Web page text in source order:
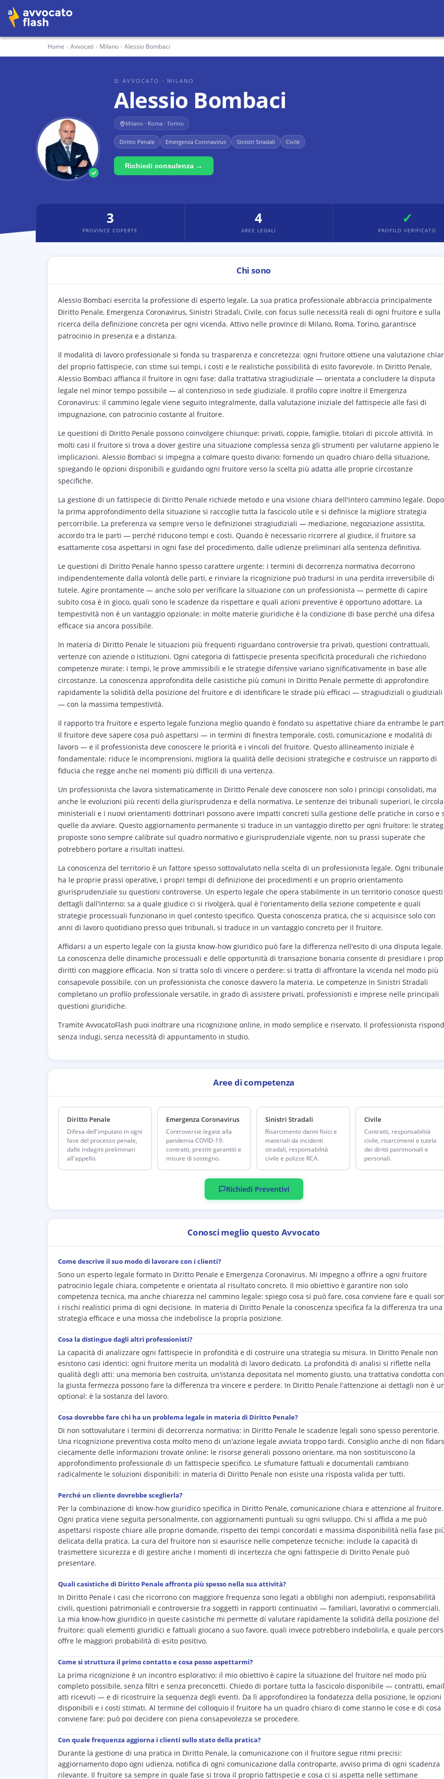
Home › Avvocati › Milano › Alessio Bombaci
⚖ AVVOCATO · MILANO
Alessio Bombaci
Milano · Roma · Torino
Diritto Penale Emergenza Coronavirus Sinistri Stradali Civile
Richiedi consulenza →
3
PROVINCE COPERTE
4
AREE LEGALI
✓
PROFILO VERIFICATO
Chi sono
Alessio Bombaci esercita la professione di esperto legale. La sua pratica professionale abbraccia principalmente
Diritto Penale, Emergenza Coronavirus, Sinistri Stradali, Civile, con focus sulle necessità reali di ogni fruitore e sulla
ricerca della definizione concreta per ogni vicenda. Attivo nelle province di Milano, Roma, Torino, garantisce
patrocinio in presenza e a distanza.
Il modalità di lavoro professionale si fonda su trasparenza e concretezza: ogni fruitore ottiene una valutazione
del proprio fattispecie, con stime sui tempi, i costi e le realistiche possibilità di esito favorevole. In Diritto Penale,
Alessio Bombaci affianca il fruitore in ogni fase: dalla trattativa stragiudiziale — orientata a concludere la disputa
legale nel minor tempo possibile — al contenzioso in sede giudiziale. Il profilo copre inoltre il Emergenza
Coronavirus: il cammino legale viene seguito integralmente, dalla valutazione iniziale del fattispecie alle fasi di
impugnazione, con patrocinio costante al fruitore.
Le questioni di Diritto Penale possono coinvolgere chiunque: privati, coppie, famiglie, titolari di piccole attività. In
molti casi il fruitore si trova a dover gestire una situazione complessa senza gli strumenti per valutarne appieno le
implicazioni. Alessio Bombaci si impegna a colmare questo divario: fornendo un quadro chiaro della situazione,
spiegando le opzioni disponibili e guidando ogni fruitore verso la scelta più adatta alle proprie circostanze
specifiche.
La gestione di un fattispecie di Diritto Penale richiede metodo e una visione chiara dell'intero cammino legale. Dopo
la prima approfondimento della situazione si raccoglie tutta la fascicolo utile e si definisce la migliore strategia
percorribile. La preferenza va sempre verso le definizionei stragiudiziali — mediazione, negoziazione assistita,
accordo tra le parti — perché riducono tempi e costi. Quando è necessario ricorrere al giudice, il fruitore sa
esattamente cosa aspettarsi in ogni fase del procedimento, dalle udienze preliminari alla sentenza definitiva.
Le questioni di Diritto Penale hanno spesso carattere urgente: i termini di decorrenza normativa decorrono
indipendentemente dalla volontà delle parti, e rinviare la ricognizione può tradursi in una perdita irreversibile di
tutele. Agire prontamente — anche solo per verificare la situazione con un professionista — permette di capire
subito cosa è in gioco, quali sono le scadenze da rispettare e quali azioni preventive è opportuno adottare. La
tempestività non è un vantaggio opzionale: in molte materie giuridiche è la condizione di base perché una difesa
efficace sia ancora possibile.
In materia di Diritto Penale le situazioni più frequenti riguardano controversie tra privati, questioni contrattuali,
vertenze con aziende o istituzioni. Ogni categoria di fattispecie presenta specificità procedurali che richiedono
competenze mirate: i tempi, le prove ammissibili e le strategie difensive variano significativamente in base alle
circostanze. La conoscenza approfondita delle casistiche più comuni in Diritto Penale permette di approfondire
rapidamente la solidità della posizione del fruitore e di identificare le strade più efficaci — stragiudiziali o giudiziali
— con la massima tempestività.
Il rapporto tra fruitore e esperto legale funziona meglio quando è fondato su aspettative chiare da entrambe le
Il fruitore deve sapere cosa può aspettarsi — in termini di finestra temporale, costi, comunicazione e modalità di
lavoro — e il professionista deve conoscere le priorità e i vincoli del fruitore. Questo allineamento iniziale è
fondamentale: riduce le incomprensioni, migliora la qualità delle decisioni strategiche e costruisce un rapporto di
fiducia che regge anche nei momenti più difficili di una vertenza.
Un professionista che lavora sistematicamente in Diritto Penale deve conoscere non solo i principi consolidati, ma
anche le evoluzioni più recenti della giurisprudenza e della normativa. Le sentenze dei tribunali superiori, le
ministeriali e i nuovi orientamenti dottrinari possono avere impatti concreti sulla gestione delle pratiche in corso e
quelle da avviare. Questo aggiornamento permanente si traduce in un vantaggio diretto per ogni fruitore: le
proposte sono sempre calibrate sul quadro normativo e giurisprudenziale vigente, non su prassi superate che
potrebbero portare a risultati inattesi.
La conoscenza del territorio è un fattore spesso sottovalutato nella scelta di un professionista legale. Ogni tribunale
ha le proprie prassi operative, i propri tempi di definizione dei procedimenti e un proprio orientamento
giurisprudenziale su questioni controverse. Un esperto legale che opera stabilmente in un territorio conosce questi
dettagli dall'interno: sa a quale giudice ci si rivolgerà, qual è l'orientamento della sezione competente e quali
strategie processuali funzionano in quel contesto specifico. Questa conoscenza pratica, che si acquisisce solo con
anni di lavoro quotidiano presso quei tribunali, si traduce in un vantaggio concreto per il fruitore.
Affidarsi a un esperto legale con la giusta know-how giuridico può fare la differenza nell'esito di una disputa legale.
La conoscenza delle dinamiche processuali e delle opportunità di transazione bonaria consente di presidiare i
diritti con maggiore efficacia. Non si tratta solo di vincere o perdere: si tratta di affrontare la vicenda nel modo più
consapevole possibile, con un professionista che conosce davvero la materia. Le competenze in Sinistri Stradali
completano un profilo professionale versatile, in grado di assistere privati, professionisti e imprese nelle principali
questioni giuridiche.
Tramite AvvocatoFlash puoi inoltrare una ricognizione online, in modo semplice e riservato. Il professionista
senza indugi, senza necessità di appuntamento in studio.
Aree di competenza
Diritto Penale
Difesa dell'imputato in ogni
fase del processo penale,
dalle indagini preliminari
all'appello.
Emergenza Coronavirus
Controversie legate alla
pandemia COVID-19:
contratti, prestiti garantiti e
misure di sostegno.
Sinistri Stradali
Risarcimento danni fisici e
materiali da incidenti
stradali, responsabilità
civile e polizze RCA.
Civile
Contratti, responsabilità
civile, risarcimenti e tutela
dei diritti patrimoniali e
personali.
Richiedi Preventivi
Conosci meglio questo Avvocato
Come descrive il suo modo di lavorare con i clienti?
Sono un esperto legale formato in Diritto Penale e Emergenza Coronavirus. Mi impegno a offrire a ogni fruitore
patrocinio legale chiara, competente e orientata al risultato concreto. Il mio obiettivo è garantire non solo
competenza tecnica, ma anche chiarezza nel cammino legale: spiego cosa si può fare, cosa conviene fare e quali
i rischi realistici prima di ogni decisione. In materia di Diritto Penale la conoscenza specifica fa la differenza tra una
strategia efficace e una mossa che indebolisce la propria posizione.
Cosa la distingue dagli altri professionisti?
La capacità di analizzare ogni fattispecie in profondità e di costruire una strategia su misura. In Diritto Penale non
esistono casi identici: ogni fruitore merita un modalità di lavoro dedicato. La profondità di analisi si riflette nella
qualità degli atti: una memoria ben costruita, un'istanza depositata nel momento giusto, una trattativa condotta con
la giusta fermezza possono fare la differenza tra vincere e perdere. In Diritto Penale l'attenzione ai dettagli non è
optional: è la sostanza del lavoro.
Cosa dovrebbe fare chi ha un problema legale in materia di Diritto Penale?
Di non sottovalutare i termini di decorrenza normativa: in Diritto Penale le scadenze legali sono spesso perentorie.
Una ricognizione preventiva costa molto meno di un'azione legale avviata troppo tardi. Consiglio anche di non
ciecamente delle informazioni trovate online: le risorse generali possono orientare, ma non sostituiscono la
approfondimento professionale di un fattispecie specifico. Le sfumature fattuali e documentali cambiano
radicalmente le soluzioni disponibili: in materia di Diritto Penale non esiste una risposta valida per tutti.
Perché un cliente dovrebbe sceglierla?
Per la combinazione di know-how giuridico specifica in Diritto Penale, comunicazione chiara e attenzione al fruitore.
Ogni pratica viene seguita personalmente, con aggiornamenti puntuali su ogni sviluppo. Chi si affida a me può
aspettarsi risposte chiare alle proprie domande, rispetto dei tempi concordati e massima disponibilità nella fase
delicata della pratica. La cura del fruitore non si esaurisce nelle competenze tecniche: include la capacità di
trasmettere sicurezza e di gestire anche i momenti di incertezza che ogni fattispecie di Diritto Penale può
presentare.
Quali casistiche di Diritto Penale affronta più spesso nella sua attività?
In Diritto Penale i casi che ricorrono con maggiore frequenza sono legati a obblighi non adempiuti, responsabilità
civili, questioni patrimoniali e controversie tra soggetti in rapporti continuativi — familiari, lavorativi o commerciali.
La mia know-how giuridico in queste casistiche mi permette di valutare rapidamente la solidità della posizione del
fruitore: quali elementi giuridici e fattuali giocano a suo favore, quali invece potrebbero indebolirla, e quale
offre le maggiori probabilità di esito positivo.
Come si struttura il primo contatto e cosa posso aspettarmi?
La prima ricognizione è un incontro esplorativo: il mio obiettivo è capire la situazione del fruitore nel modo più
completo possibile, senza filtri e senza preconcetti. Chiedo di portare tutta la fascicolo disponibile — contratti,
atti ricevuti — e di ricostruire la sequenza degli eventi. Da lì approfondireo la fondatezza della posizione, le opzioni
disponibili e i costi stimati. Al termine del colloquio il fruitore ha un quadro chiaro di come stanno le cose e di cosa
conviene fare: può poi decidere con piena consapevolezza se procedere.
Con quale frequenza aggiorna i clienti sullo stato della pratica?
Durante la gestione di una pratica in Diritto Penale, la comunicazione con il fruitore segue ritmi precisi:
aggiornamento dopo ogni udienza, notifica di ogni comunicazione dalla controparte, avviso prima di ogni scadenza
rilevante. Il fruitore sa sempre in quale fase si trova il proprio fattispecie e cosa ci si aspetta nelle settimane